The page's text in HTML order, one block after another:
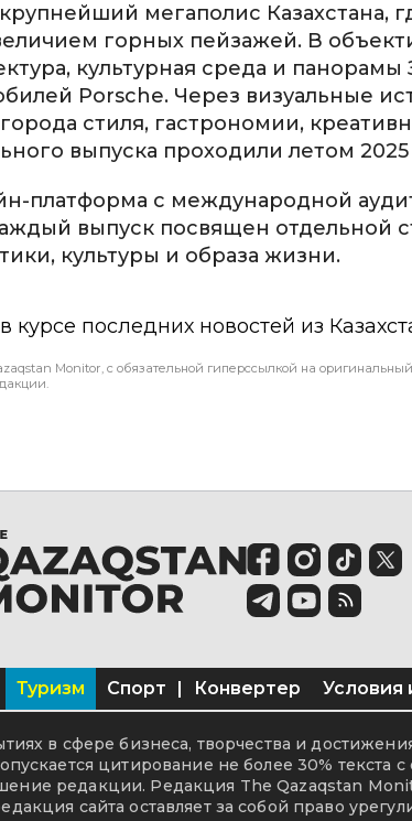
мегаполис Казахстана,
горных пейзажей. В
культурная среда и панорамы
Porsche. Через визуальные
стиля, гастрономии,
выпуска проходили летом 2025
платформа с международной
выпуск посвящен отдельной
культуры и образа жизни.
курсе последних новостей из
Monitor, с обязательной гиперссылкой на
Туризм Спорт | Конвертер Условия
в сфере бизнеса, творчества и
цитирование не более 30% текста
редакции. Редакция The Qazaqstan
сайта оставляет за собой право